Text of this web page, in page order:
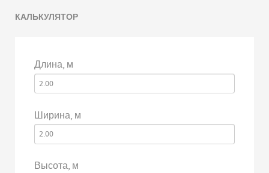
КАЛЬКУЛЯТОР
Длина, м
Ширина, м
Высота, м